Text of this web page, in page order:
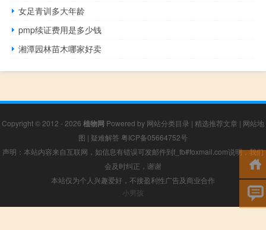
女足青训多大年龄
pmp续证费用是多少钱
湘潭园林苗木哪家好卖
Copyright © 2012 - 2026 植物网 Powered by 网站分类目录 | 精选推荐文章 | 网站地
图 | 疑难解答 粤ICP备05664752号
声明：本站内容来自互联网，如信息有错误可发邮件到f_fb#foxmail.com说明，我们
会及时纠正，谢谢
本站仅为个人兴趣爱好，不接盈利性广告及商业合作
小男孩